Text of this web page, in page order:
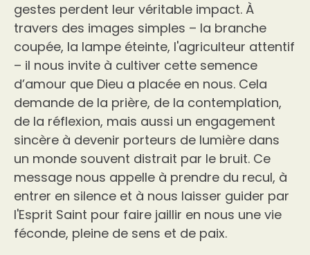
gestes perdent leur véritable impact. À
travers des images simples – la branche
coupée, la lampe éteinte, l'agriculteur attentif
– il nous invite à cultiver cette semence
d’amour que Dieu a placée en nous. Cela
demande de la prière, de la contemplation,
de la réflexion, mais aussi un engagement
sincère à devenir porteurs de lumière dans
un monde souvent distrait par le bruit. Ce
message nous appelle à prendre du recul, à
entrer en silence et à nous laisser guider par
l'Esprit Saint pour faire jaillir en nous une vie
féconde, pleine de sens et de paix.